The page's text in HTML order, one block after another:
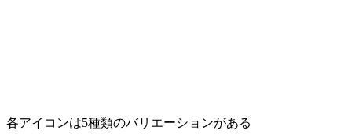
各アイコンは5種類のバリエーションがある